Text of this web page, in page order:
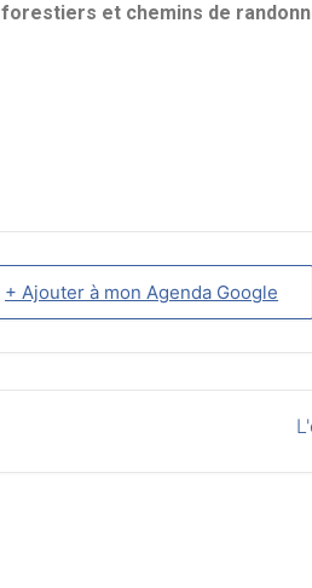
forestiers et chemins de
+ Ajouter à mon Agenda Google